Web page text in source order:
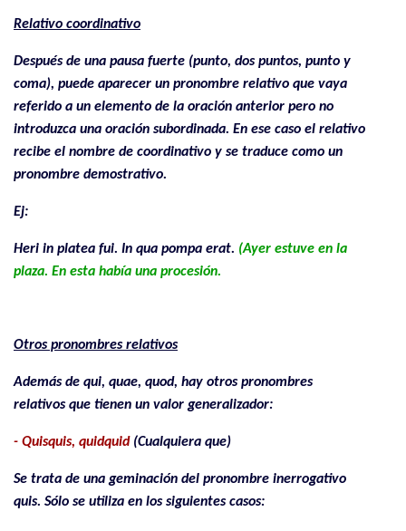
Relativo coordinativo
Después de una pausa fuerte (punto, dos puntos, punto y
coma), puede aparecer un pronombre relativo que vaya
referido a un elemento de la oración anterior pero no
introduzca una oración subordinada. En ese caso el relativo
recibe el nombre de coordinativo y se traduce como un
pronombre demostrativo.
Ej:
Heri in platea fui. In qua pompa erat. (Ayer estuve en la
plaza. En esta había una procesión.
Otros pronombres relativos
Además de qui, quae, quod, hay otros pronombres
relativos que tienen un valor generalizador:
- Quisquis, quidquid(Cualquiera que)
Se trata de una geminación del pronombre inerrogativo
quis. Sólo se utiliza en los siguientes casos: